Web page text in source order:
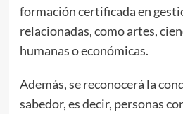
formación certificada en
relacionadas, como artes,
humanas o económicas.
Además, se reconocerá la
sabedor, es decir, personas